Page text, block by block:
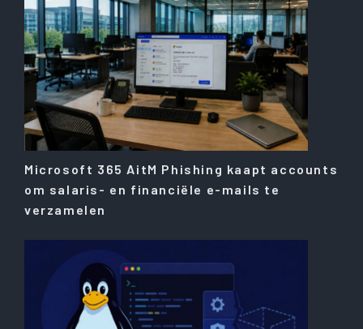
Microsoft 365 AitM Phishing kaapt accounts
om salaris- en financiële e-mails te
verzamelen